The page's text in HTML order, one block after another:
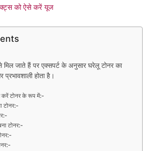
को ऐसे करें यूज
मिल जाते हैं पर एक्सपर्ट के अनुसार घरेलू टोनर का
प्रभावशाली होता है।
करें टोनर के रूप में:-
टोनर:-
टोनर:-